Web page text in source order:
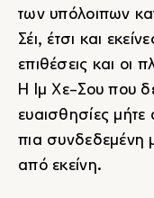
των υπόλοιπων
Σέι, έτσι και
επιθέσεις και οι
Η Ιμ Χε-Σου που
ευαισθησίες μήτε
πια συνδεδεμένη
από εκείνη.